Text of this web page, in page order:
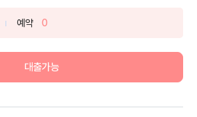
예약 0
대출가능